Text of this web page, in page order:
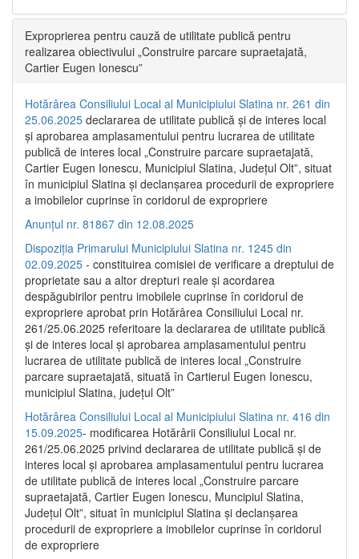
Exproprierea pentru cauză de utilitate publică pentru
realizarea obiectivului „Construire parcare supraetajată,
Cartier Eugen Ionescu”
Hotărârea Consiliului Local al Municipiului Slatina nr. 261 din
25.06.2025 declararea de utilitate publică și de interes local
și aprobarea amplasamentului pentru lucrarea de utilitate
publică de interes local „Construire parcare supraetajată,
Cartier Eugen Ionescu, Municipiul Slatina, Județul Olt”, situat
în municipiul Slatina și declanșarea procedurii de expropriere
a imobilelor cuprinse în coridorul de expropriere
Anunțul nr. 81867 din 12.08.2025
Dispoziția Primarului Municipiului Slatina nr. 1245 din
02.09.2025 - constituirea comisiei de verificare a dreptului de
proprietate sau a altor drepturi reale și acordarea
despăgubirilor pentru imobilele cuprinse în coridorul de
expropriere aprobat prin Hotărârea Consiliului Local nr.
261/25.06.2025 referitoare la declararea de utilitate publică
și de interes local și aprobarea amplasamentului pentru
lucrarea de utilitate publică de interes local „Construire
parcare supraetajată, situată în Cartierul Eugen Ionescu,
municipiul Slatina, județul Olt”
Hotărârea Consiliului Local al Municipiului Slatina nr. 416 din
15.09.2025- modificarea Hotărârii Consiliului Local nr.
261/25.06.2025 privind declararea de utilitate publică și de
interes local și aprobarea amplasamentului pentru lucrarea
de utilitate publică de interes local „Construire parcare
supraetajată, Cartier Eugen Ionescu, Muncipiul Slatina,
Județul Olt”, situat în municipiul Slatina și declanșarea
procedurii de expropriere a imobilelor cuprinse în coridorul
de expropriere